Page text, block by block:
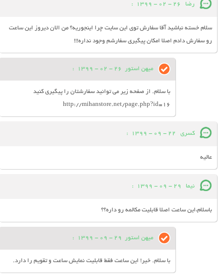
رضا 26 - 02 - 1399
:
سلام خسته نباشید آقا سفارش توی این سایت چرا اینجوریه؟ من الان دیروز این ساعت
رو سفارش دادم اصلا امکان پیگیری سفارشم وجود نداره!!!
میهن استور 26 - 02 - 1399
:
با سلام. از صفحه زیر می توانید سفارشتان را پیگیری کنید
http://mihanstore.net/page.php?id=16
کسری 22 - 09 - 1399
:
عالیه
نیما 29 - 09 - 1399
:
باسلام،این ساعت اصلا قابلیت مکالمه رو داره؟؟
میهن استور 29 - 09 - 1399
:
با سلام. خیر! این ساعت فقط قابلیت نمایش ساعت و تقویم را دارد.